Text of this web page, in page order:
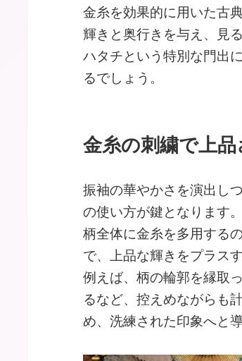
金糸を効果的に用いた古
輝きと奥行きを与え、見
ハタチという特別な門出
るでしょう。
金糸の刺繍で上
振袖の華やかさを演出し
の使い方が鍵となります。
柄全体に金糸を多用する
で、上品な輝きをプラス
例えば、柄の輪郭を縁取
るなど、控えめながらも
め、洗練された印象へと導